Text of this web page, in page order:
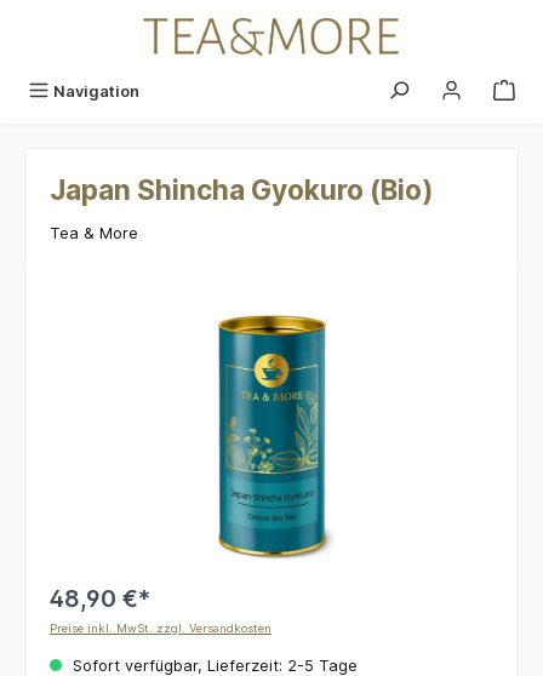
Navigation
Japan Shincha Gyokuro (Bio)
Tea & More
48,90 €*
Preise inkl. MwSt. zzgl. Versandkosten
Sofort verfügbar, Lieferzeit: 2-5 Tage